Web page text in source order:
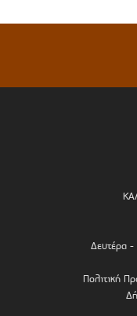
Δευτέρα
Πολιτική